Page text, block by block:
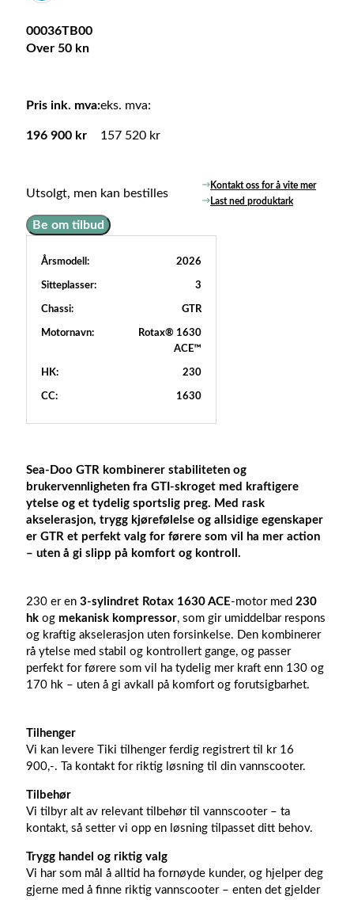
00036TB00
Over 50 kn
Pris ink. mva:
196 900 kr
eks. mva:
157 520 kr
Utsolgt, men kan bestilles
Be om tilbud
Kontakt oss for å vite mer
Last ned produktark
Årsmodell: 2026
Sitteplasser: 3
Chassi: GTR
Motornavn:
Rotax® 1630
ACE™
HK: 230
CC: 1630
Sea-Doo GTRkombinerer stabiliteten og
brukervennligheten fra GTI-skroget med kraftigere
ytelse og et tydelig sportslig preg. Med rask
akselerasjon, trygg kjørefølelse og allsidige egenskaper
er GTR et perfekt valg for førere som vil ha mer action
– uten å gi slipp på komfort og kontroll.
230 er en 3-sylindret Rotax 1630 ACE-motor med 230
hkog mekanisk kompressor, som gir umiddelbar respons
og kraftig akselerasjon uten forsinkelse. Den kombinerer
rå ytelse med stabil og kontrollert gange, og passer
perfekt for førere som vil ha tydelig mer kraft enn 130 og
170 hk – uten å gi avkall på komfort og forutsigbarhet.
Tilhenger
Vi kan levere Tiki tilhenger ferdig registrert til kr 16
900,-. Ta kontakt for riktig løsning til din vannscooter.
Tilbehør
Vi tilbyr alt av relevant tilbehør til vannscooter – ta
kontakt, så setter vi opp en løsning tilpasset ditt behov.
Trygg handel og riktig valg
Vi har som mål å alltid ha fornøyde kunder, og hjelper deg
gjerne med å finne riktig vannscooter – enten det gjelder